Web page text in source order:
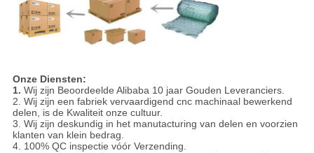
Onze Diensten:
1. Wij zijn Beoordeelde Alibaba 10 jaar Gouden Leveranciers.
2. Wij zijn een fabriek vervaardigend cnc machinaal bewerkend
delen, is de Kwaliteit onze cultuur.
3. Wij zijn deskundig in het manutacturing van delen en voorzien
klanten van klein bedrag.
4. 100% QC inspectie vóór Verzending.